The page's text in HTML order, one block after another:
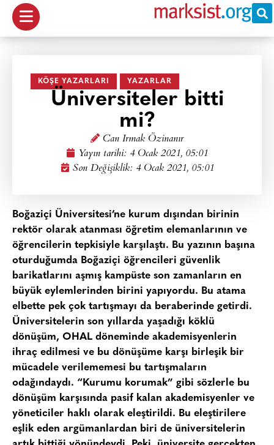
KÖŞE YAZARLARI YAZARLAR
Üniversiteler bitti
mi?
Can Irmak Özinanır
Yayın tarihi: 4 Ocak 2021, 05:01
Son Değişiklik: 4 Ocak 2021, 05:01
Boğaziçi Üniversitesi’ne kurum dışından birinin
rektör olarak atanması öğretim elemanlarının ve
öğrencilerin tepkisiyle karşılaştı. Bu yazının başına
oturduğumda Boğaziçi öğrencileri güvenlik
barikatlarını aşmış kampüste son zamanların en
büyük eylemlerinden birini yapıyordu. Bu atama
elbette pek çok tartışmayı da beraberinde getirdi.
Üniversitelerin son yıllarda yaşadığı köklü
dönüşüm, OHAL döneminde akademisyenlerin
ihraç edilmesi ve bu dönüşüme karşı birleşik bir
mücadele verilememesi bu tartışmaların
odağındaydı. “Kurumu korumak” gibi sözlerle bu
dönüşüm karşısında pasif kalan akademisyenler ve
yöneticiler haklı olarak eleştirildi. Bu eleştirilere
eşlik eden argümanlardan biri de üniversitelerin